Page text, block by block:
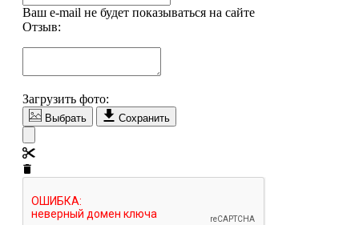
Ваш e-mail не будет показываться на сайте
Отзыв:
Загрузить фото:
Выбрать Сохранить